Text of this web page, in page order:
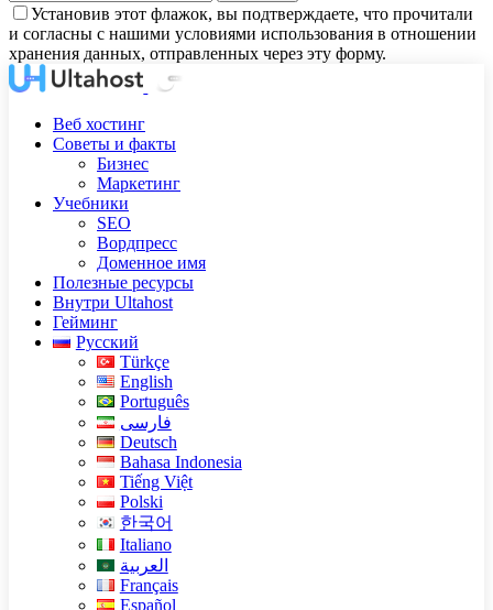
Установив этот флажок, вы подтверждаете, что прочитали
и согласны с нашими условиями использования в отношении
хранения данных, отправленных через эту форму.
Веб хостинг
Советы и факты
Бизнес
Маркетинг
Учебники
SEO
Вордпресс
Доменное имя
Полезные ресурсы
Внутри Ultahost
Гейминг
Русский
Türkçe
English
Português
فارسی
Deutsch
Bahasa Indonesia
Tiếng Việt
Polski
한국어
Italiano
العربية
Français
Español